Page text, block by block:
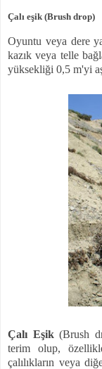
Çalı eşik (Brush drop)
Oyuntu veya dere
kazık veya telle
yüksekliği 0,5 m'yi
Çalı Eşik(Brush
terim olup, özellikle
çalılıkların veya